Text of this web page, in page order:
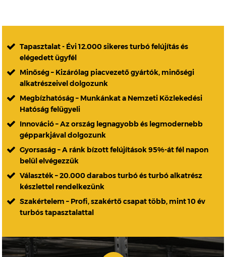
Tapasztalat - Évi 12.000 sikeres turbó felújítás és
elégedett ügyfél
Minőség – Kizárólag piacvezető gyártók, minőségi
alkatrészeivel dolgozunk
Megbízhatóság – Munkánkat a Nemzeti Közlekedési
Hatóság felügyeli
Innováció – Az ország legnagyobb és legmodernebb
gépparkjával dolgozunk
Gyorsaság – A ránk bízott felújítások 95%-át fél napon
belül elvégezzük
Választék – 20.000 darabos turbó és turbó alkatrész
készlettel rendelkezünk
Szakértelem – Profi, szakértő csapat több, mint 10 év
turbós tapasztalattal